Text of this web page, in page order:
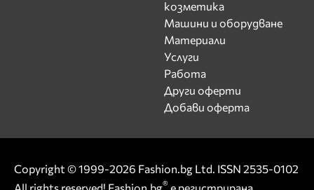
козметика
Машини и оборудване
Материали
Услуги
Работа
Други оферти
Добави оферта
Copyright © 1999-2026 Fashion.bg Ltd. ISSN 2535-0102
®